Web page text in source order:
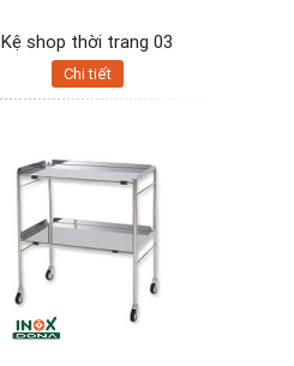
Kệ shop thời trang 03
Chi tiết